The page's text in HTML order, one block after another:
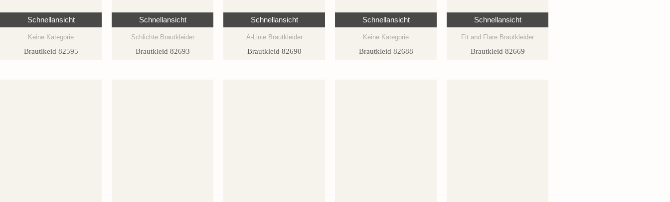
Schnellansicht
Keine Kategorie
Brautlkeid 82595
Schnellansicht
Schlichte Brautkleider
Brautkleid 82693
Schnellansicht
A-Linie Brautkleider
Brautkleid 82690
Schnellansicht
Keine Kategorie
Brautkleid 82688
Schnellansicht
Fit and Flare Brautkleider
Brautkleid 82669